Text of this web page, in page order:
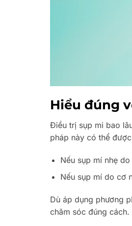
Hiểu đúng
Điều trị sụp mi bao
pháp này có thể
Nếu sụp mí nhẹ
Nếu sụp mí do cơ
Dù áp dụng phương
chăm sóc đúng cách.